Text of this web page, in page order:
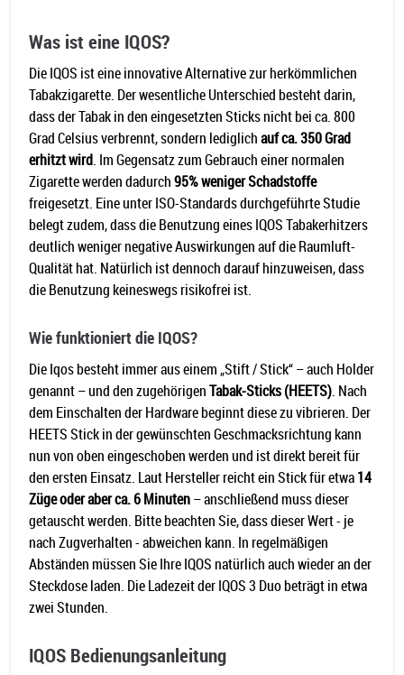
Was ist eine IQOS?
Die IQOS ist eine innovative Alternative zur herkömmlichen
Tabakzigarette. Der wesentliche Unterschied besteht darin,
dass der Tabak in den eingesetzten Sticks nicht bei ca. 800
Grad Celsius verbrennt, sondern lediglichauf ca. 350 Grad
erhitzt wird. Im Gegensatz zum Gebrauch einer normalen
Zigarette werden dadurch95% weniger Schadstoffe
freigesetzt. Eine unter ISO-Standards durchgeführte Studie
belegt zudem, dass die Benutzung eines IQOS Tabakerhitzers
deutlich weniger negative Auswirkungen auf die Raumluft-
Qualität hat. Natürlich ist dennoch darauf hinzuweisen, dass
die Benutzung keineswegs risikofrei ist.
Wie funktioniert die IQOS?
Die Iqos besteht immer aus einem „Stift / Stick“ – auch Holder
genannt – und den zugehörigenTabak-Sticks (HEETS). Nach
dem Einschalten der Hardware beginnt diese zu vibrieren. Der
HEETS Stick in der gewünschten Geschmacksrichtung kann
nun von oben eingeschoben werden und ist direkt bereit für
den ersten Einsatz. Laut Hersteller reicht ein Stick für etwa14
Züge oder aber ca. 6 Minuten– anschließend muss dieser
getauscht werden. Bitte beachten Sie, dass dieser Wert - je
nach Zugverhalten - abweichen kann. In regelmäßigen
Abständen müssen Sie Ihre IQOS natürlich auch wieder an der
Steckdose laden. Die Ladezeit der IQOS 3 Duo beträgt in etwa
zwei Stunden.
IQOS Bedienungsanleitung